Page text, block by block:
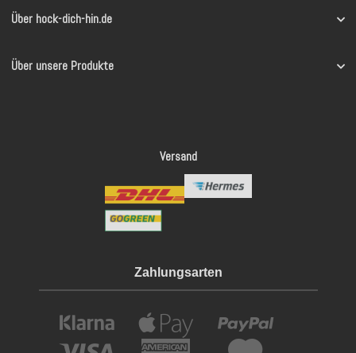
Über hock-dich-hin.de
Über unsere Produkte
Versand
Zahlungsarten